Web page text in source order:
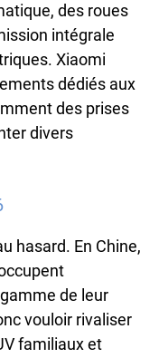
des roues
intégrale
Xiaomi
dédiés aux
des prises
divers
hasard. En Chine,
de leur
vouloir rivaliser
familiaux et